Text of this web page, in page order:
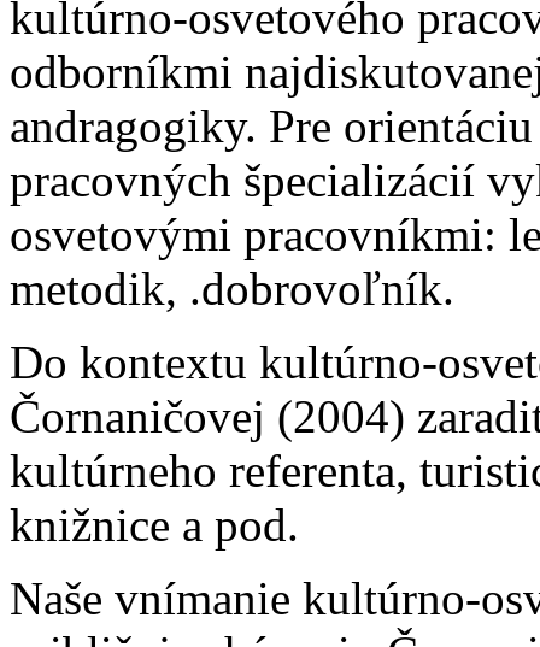
kultúrno-osvetového
odborníkmi
andragogiky. Pre
pracovných špecializácií
osvetovými pracovníkmi:
metodik, .dobrovoľník.
Do kontextu kultúrno-
Čornaničovej (2004)
kultúrneho referenta,
knižnice a pod.
Naše vnímanie kultúrno-